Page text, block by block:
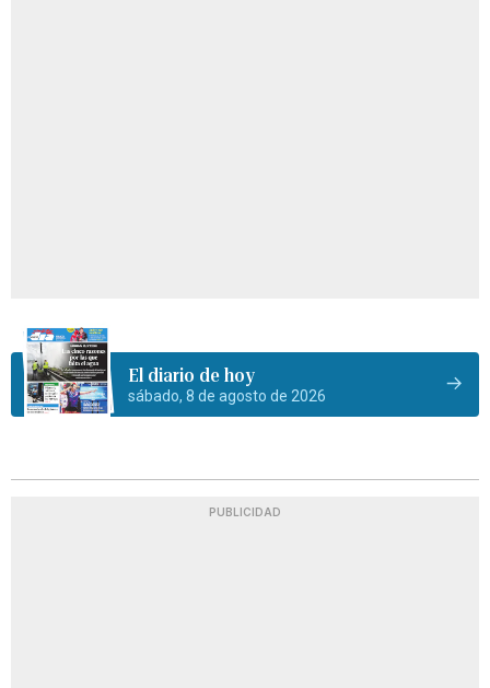
El diario de hoy
sábado, 8 de agosto de 2026
PUBLICIDAD